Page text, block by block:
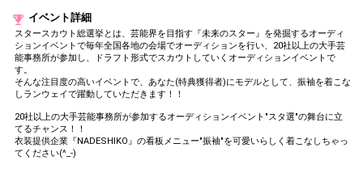
イベント詳細
スタースカウト総選挙とは、芸能界を目指す『未来のスター』を発掘するオーディ
ションイベントで毎年全国各地の会場でオーディションを行い、20社以上の大手芸
能事務所が参加し、ドラフト形式でスカウトしていくオーディションイベントで
す。
そんな注目度の高いイベントで、あなた(特典獲得者)にモデルとして、振袖を着こな
しランウェイで躍動していただきます！！
20社以上の大手芸能事務所が参加するオーディションイベント"スタ選"の舞台に立
てるチャンス！！
衣装提供企業『NADESHIKO』の看板メニュー"振袖"を可愛いらしく着こなしちゃっ
てください(^_-)